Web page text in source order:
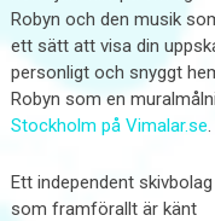
Robyn och den musik
ett sätt att visa din
personligt och snyggt
Robyn som en
Stockholm på Vimalar.se.
Ett independent skivbolag
som framförallt är känt